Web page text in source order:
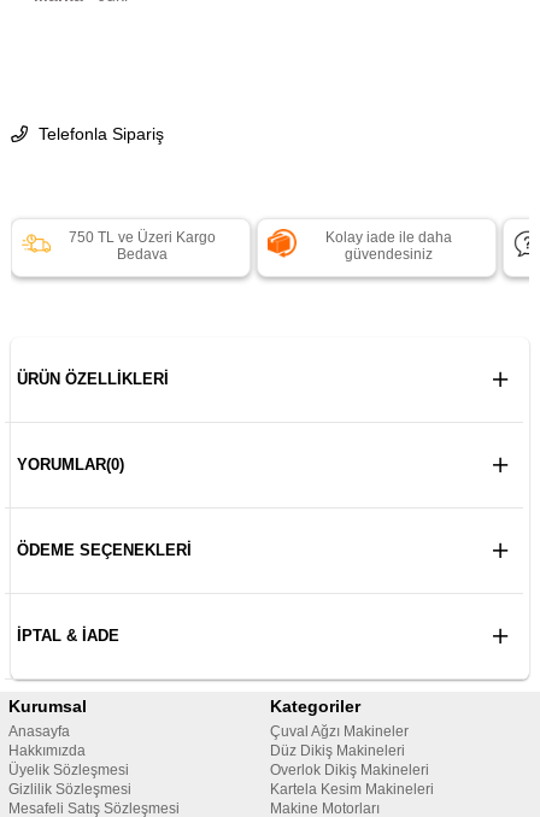
Telefonla Sipariş
750 TL ve Üzeri Kargo
Bedava
Kolay iade ile daha
güvendesiniz
ÜRÜN ÖZELLIKLERI
YORUMLAR(0)
ÖDEME SEÇENEKLERI
İPTAL & İADE
Kurumsal
Anasayfa
Hakkımızda
Üyelik Sözleşmesi
Gizlilik Sözleşmesi
Mesafeli Satış Sözleşmesi
Kategoriler
Çuval Ağzı Makineler
Düz Dikiş Makineleri
Overlok Dikiş Makineleri
Kartela Kesim Makineleri
Makine Motorları